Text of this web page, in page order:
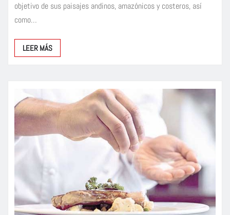
objetivo de sus paisajes andinos, amazónicos y costeros, así
como…
LEER MÁS